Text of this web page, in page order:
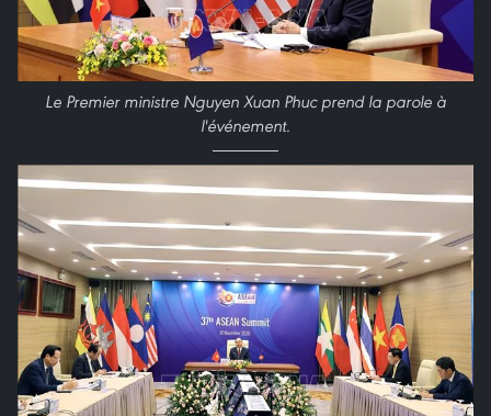
Le Premier ministre Nguyen Xuan Phuc prend la parole à
l'événement.